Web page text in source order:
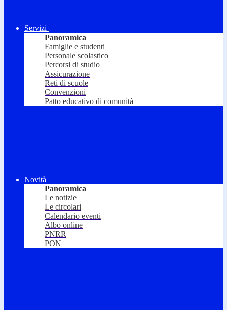
Servizi
Panoramica
Famiglie e studenti
Personale scolastico
Percorsi di studio
Assicurazione
Reti di scuole
Convenzioni
Patto educativo di comunità
Novità
Panoramica
Le notizie
Le circolari
Calendario eventi
Albo online
PNRR
PON